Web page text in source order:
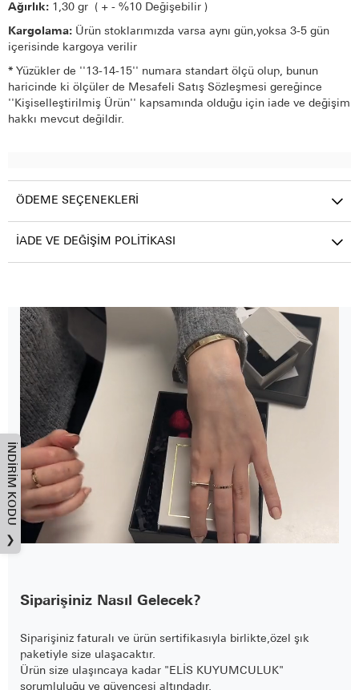
Ağırlık: 1,30 gr ( + - %10 Değişebilir )
Kargolama: Ürün stoklarımızda varsa aynı gün,yoksa 3-5 gün
içerisinde kargoya verilir
* Yüzükler de ''13-14-15'' numara standart ölçü olup, bunun
haricinde ki ölçüler de Mesafeli Satış Sözleşmesi gereğince
''Kişiselleştirilmiş Ürün'' kapsamında olduğu için iade ve değişim
hakkı mevcut değildir.
ÖDEME SEÇENEKLERI
İADE VE DEĞIŞIM POLITIKASI
Siparişiniz Nasıl Gelecek?
Siparişiniz faturalı ve ürün sertifikasıyla birlikte,özel şık
paketiyle size ulaşacaktır.
Ürün size ulaşıncaya kadar "ELİS KUYUMCULUK"
sorumluluğu ve güvencesi altındadır.
İNDIRIM KODU
❯